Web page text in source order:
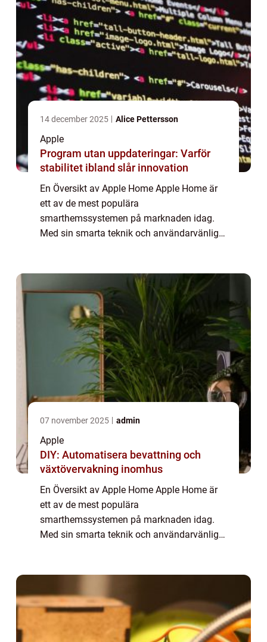
14 december 2025 Alice Pettersson
Apple
Program utan uppdateringar: Varför
stabilitet ibland slår innovation
En Översikt av Apple Home Apple Home är
ett av de mest populära
smarthemssystemen på marknaden idag.
Med sin smarta teknik och användarvänliga
att ge en grundlig över...
07 november 2025 admin
Apple
DIY: Automatisera bevattning och
växtövervakning inomhus
En Översikt av Apple Home Apple Home är
ett av de mest populära
smarthemssystemen på marknaden idag.
Med sin smarta teknik och användarvänliga